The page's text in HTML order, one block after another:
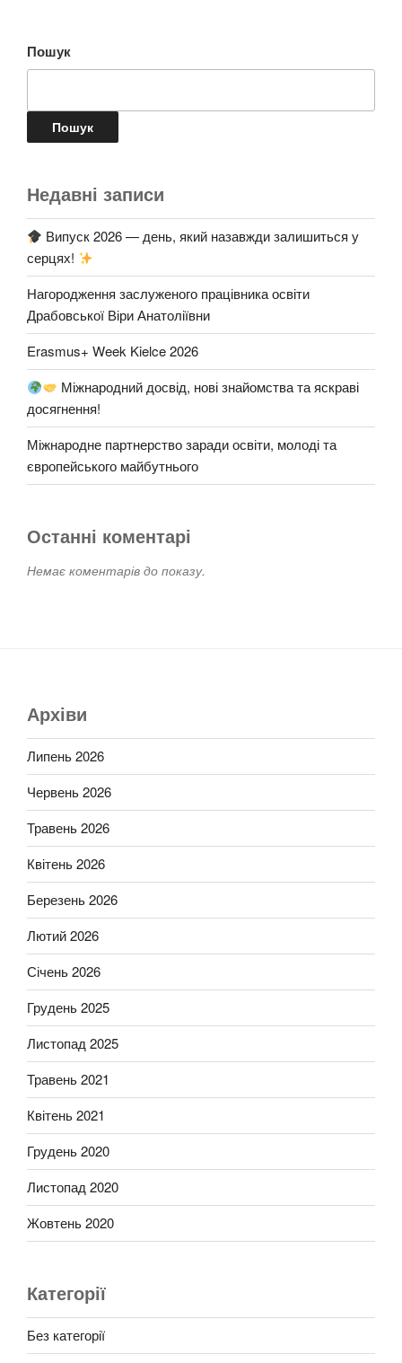
Пошук
Пошук
Недавні записи
Випуск 2026 — день, який назавжди залишиться у
серцях!
Нагородження заслуженого працівника освіти
Драбовської Віри Анатоліївни​
Erasmus+ Week Kielce 2026
Міжнародний досвід, нові знайомства та яскраві
досягнення!
Міжнародне партнерство заради освіти, молоді та
європейського майбутнього
Останні коментарі
Немає коментарів до показу.
Архіви
Липень 2026
Червень 2026
Травень 2026
Квітень 2026
Березень 2026
Лютий 2026
Січень 2026
Грудень 2025
Листопад 2025
Травень 2021
Квітень 2021
Грудень 2020
Листопад 2020
Жовтень 2020
Категорії
Без категорії